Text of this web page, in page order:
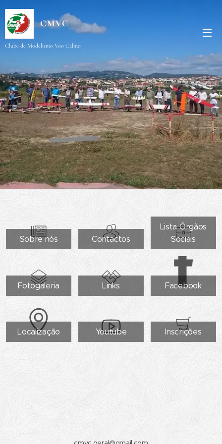
CMVC
Clube de Modelismo Voo Calmo
Sobre nós Contactos
Lista Órgãos
Sociais
Fotogaleria Links Facebook
Localização Youtube Inscrições